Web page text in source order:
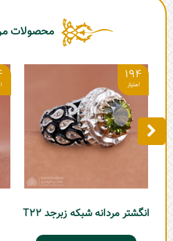
محصولات
194
انگشتر مردانه شبکه زبرجد T22